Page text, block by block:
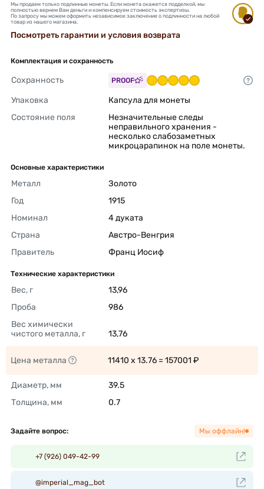
Мы продаем только подлинные монеты. Если монета окажется подделкой, мы
полностью вернем Вам деньги и компенсируем стоимость экспертизы.
По запросу мы можем оформить независимое заключение о подлинности на любой
товар из нашего магазина.
Посмотреть гарантии и условия возврата
Комплектация и сохранность
Сохранность PROOF
Упаковка
Капсула для монеты
Состояние поля
Незначительные следы
неправильного хранения -
несколько слабозаметных
микроцарапинок на поле монеты.
Основные характеристики
Металл
Золото
Год
1915
Номинал
4 дуката
Страна
Австро-Венгрия
Правитель
Франц Иосиф
Технические характеристики
Вес, г
13,96
Проба
986
Вес химически
чистого металла, г
13,76
Цена металла 11410 x 13.76 = 157001 ₽
Диаметр, мм
39.5
Толщина, мм
0.7
Задайте вопрос: Мы оффлайн!
+7 (926) 049-42-99
@imperial_mag_bot